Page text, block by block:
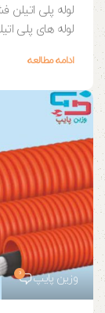
لوله پلی اتیلن
لوله های پلی
ادامه مطالعه
وزین پایپ 0